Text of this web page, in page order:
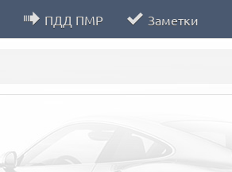
ПДД ПМР Заметки